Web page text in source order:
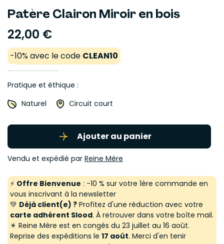
Patère Clairon Miroir en bois
22,00 €
-10% avec le code CLEAN10
Pratique et éthique :
Naturel
Circuit court
Ajouter au panier
Vendu et expédié par Reine Mère
⚡ Offre Bienvenue : -10 % sur votre 1ère commande en
vous inscrivant à la newsletter
💚 Déjà client(e) ? Profitez d'une réduction avec votre
carte adhérent Slood. À retrouver dans votre boîte mail.
☀ Reine Mère est en congés du 23 juillet au 16 août.
Reprise des expéditions le 17 août. Merci d'en tenir